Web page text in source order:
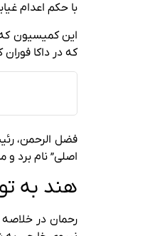
با حکم اعدام
که در داکا فوران کرد و در سراسر
اصلی” نام برد
هند به
رحمان در